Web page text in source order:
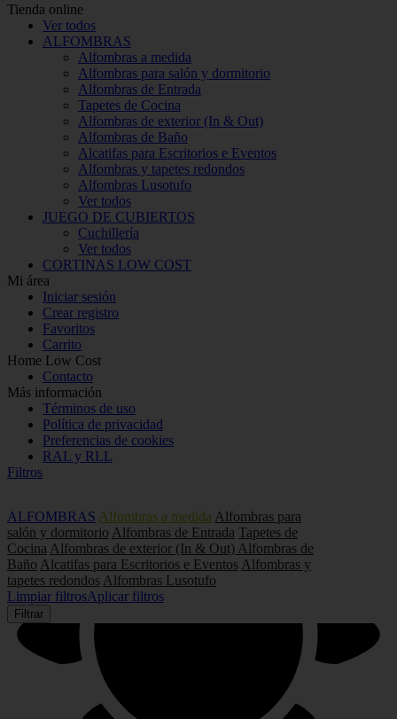
Tienda online
Ver todos
ALFOMBRAS
Alfombras a medida
Alfombras para salón y dormitorio
Alfombras de Entrada
Tapetes de Cocina
Alfombras de exterior (In & Out)
Alfombras de Baño
Alcatifas para Escritorios e Eventos
Alfombras y tapetes redondos
Alfombras Lusotufo
Ver todos
JUEGO DE CUBIERTOS
Cuchillería
Ver todos
CORTINAS LOW COST
Mi área
Iniciar sesión
Crear registro
Favoritos
Carrito
Home Low Cost
Contacto
Más información
Términos de uso
Política de privacidad
Preferencias de cookies
RAL y RLL
Filtros
ALFOMBRAS Alfombras a medida Alfombras para
salón y dormitorio Alfombras de Entrada Tapetes de
Cocina Alfombras de exterior (In & Out) Alfombras de
Baño Alcatifas para Escritorios e Eventos Alfombras y
tapetes redondos Alfombras Lusotufo
Limpiar filtrosAplicar filtros
Filtrar